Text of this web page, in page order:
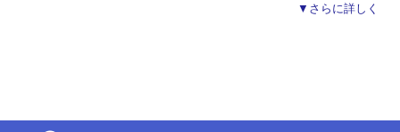
▼さらに詳しく